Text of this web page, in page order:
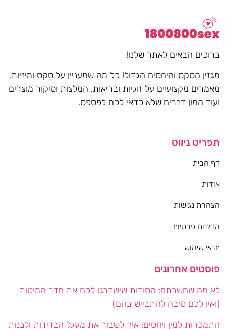
ברוכים הבאים לאתר שלנו!
מגזין הסקס והיחסים הגדול! כל מה שמעניין על סקס ומיניות,
מאמרים מקצועיים על זוגיות ובריאות, המלצות וסיקור מוצרים
ועוד המון דברים שלא כדאי לכם לפספס.
תפריט ניווט
דף הבית
אודות
הצהרת נגישות
מדיניות פרטיות
תנאי שימוש
פוסטים אחרונים
לא מה שחשבתם: הסודות שישדרגו לכם את חדר המיטות
(ואין לכם סיבה להתבייש בהם)
התמכרות למין ויחסים: איך לשבור את מעגל הבדידות ולבנות